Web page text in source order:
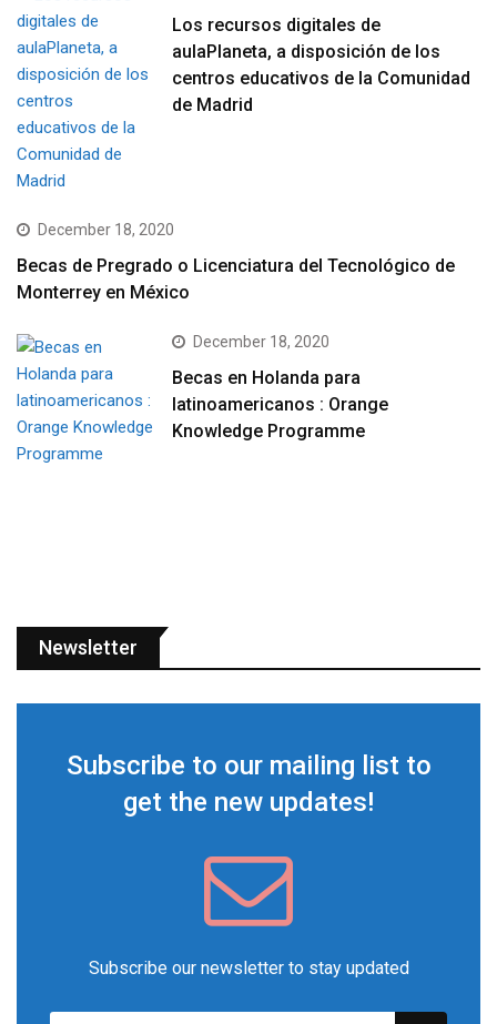
Los recursos digitales de
aulaPlaneta, a disposición de los
centros educativos de la Comunidad
de Madrid
December 18, 2020
Becas de Pregrado o Licenciatura del Tecnológico de
Monterrey en México
December 18, 2020
Becas en Holanda para
latinoamericanos : Orange
Knowledge Programme
Newsletter
Subscribe to our mailing list to
get the new updates!
Subscribe our newsletter to stay updated